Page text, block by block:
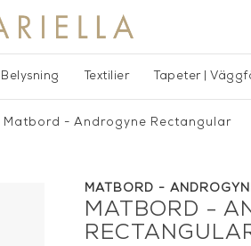
Belysning Textilier Tapeter |
Matbord - Androgyne Rectangular
MATBORD -
MATBORD -